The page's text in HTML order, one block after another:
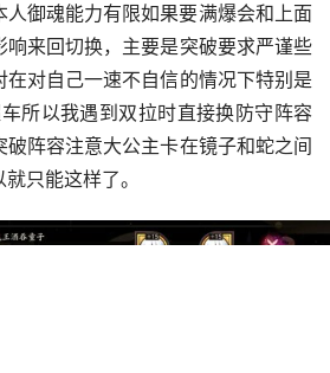
人御魂能力有限如果要满爆会和上面
响来回切换，主要是突破要求严谨些
在对自己一速不自信的情况下特别是
所以我遇到双拉时直接换防守阵容
阵容注意大公主卡在镜子和蛇之间
只能这样了。